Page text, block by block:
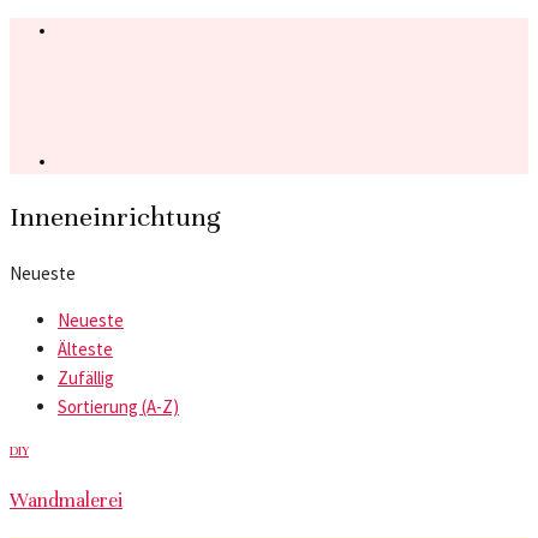
Inneneinrichtung
Neueste
Neueste
Älteste
Zufällig
Sortierung (A-Z)
DIY
Wandmalerei